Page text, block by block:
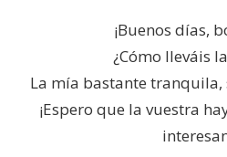
¡Buenos días,
¿Cómo lleváis
La mía bastante
¡Espero que la vuestra